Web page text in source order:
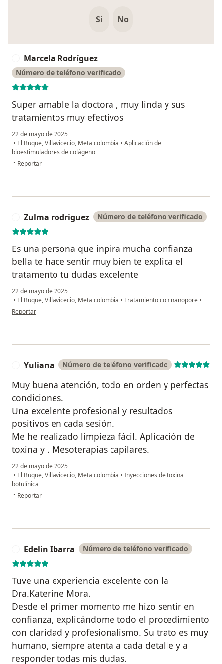
Si No
Marcela Rodríguez
Número de teléfono verificado
Super amable la doctora , muy linda y sus
tratamientos muy efectivos
22 de mayo de 2025
• El Buque, Villavicecio, Meta colombia • Aplicación de
bioestimuladores de colágeno
• en opinión del usuario Marcela Rodríguez
Reportar
Zulma rodriguez Número de teléfono verificado
Es una persona que inpira mucha confianza
bella te hace sentir muy bien te explica el
tratamento tu dudas excelente
22 de mayo de 2025
• El Buque, Villavicecio, Meta colombia • Tratamiento con nanopore •
en opinión del usuario Zulma rodriguez
Reportar
Yuliana Número de teléfono verificado
Muy buena atención, todo en orden y perfectas
condiciones.
Una excelente profesional y resultados
positivos en cada sesión.
Me he realizado limpieza fácil. Aplicación de
toxina y . Mesoterapias capilares.
22 de mayo de 2025
• El Buque, Villavicecio, Meta colombia • Inyecciones de toxina
botulínica
• en opinión del usuario Yuliana
Reportar
Edelin Ibarra Número de teléfono verificado
Tuve una experiencia excelente con la
Dra.Katerine Mora.
Desde el primer momento me hizo sentir en
confianza, explicándome todo el procedimiento
con claridad y profesionalismo. Su trato es muy
humano, siempre atenta a cada detalle y a
responder todas mis dudas.